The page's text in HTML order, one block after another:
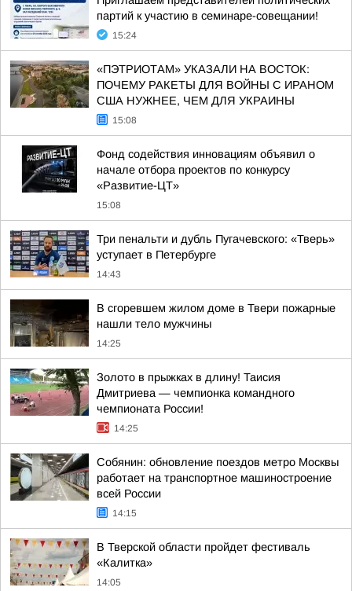
партий к участию в семинаре-совещании!
15:24
«ПЭТРИОТАМ» УКАЗАЛИ НА ВОСТОК:
ПОЧЕМУ РАКЕТЫ ДЛЯ ВОЙНЫ С ИРАНОМ
США НУЖНЕЕ, ЧЕМ ДЛЯ УКРАИНЫ
15:08
Фонд содействия инновациям объявил о
начале отбора проектов по конкурсу
«Развитие-ЦТ»
15:08
Три пенальти и дубль Пугачевского: «Тверь»
уступает в Петербурге
14:43
В сгоревшем жилом доме в Твери пожарные
нашли тело мужчины
14:25
Золото в прыжках в длину! Таисия
Дмитриева — чемпионка командного
чемпионата России!
14:25
Собянин: обновление поездов метро Москвы
работает на транспортное машиностроение
всей России
14:15
В Тверской области пройдет фестиваль
«Калитка»
14:05